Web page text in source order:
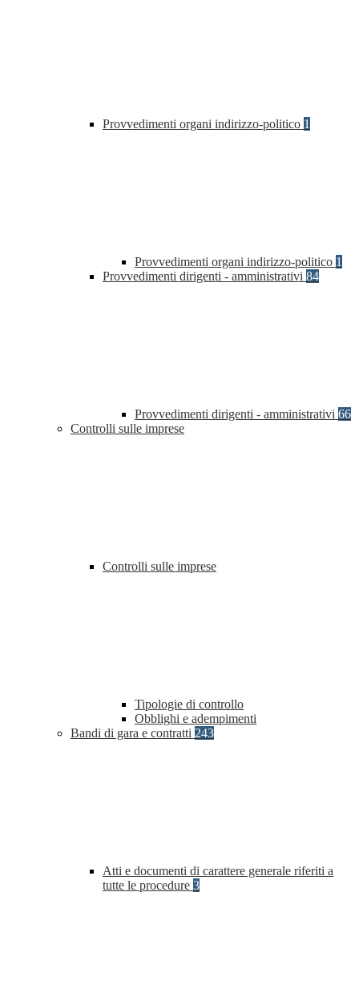
Provvedimenti organi indirizzo-politico 1
Provvedimenti organi indirizzo-politico 1
Provvedimenti dirigenti - amministrativi 84
Provvedimenti dirigenti - amministrativi 66
Controlli sulle imprese
Controlli sulle imprese
Tipologie di controllo
Obblighi e adempimenti
Bandi di gara e contratti 243
Atti e documenti di carattere generale riferiti a
tutte le procedure 3